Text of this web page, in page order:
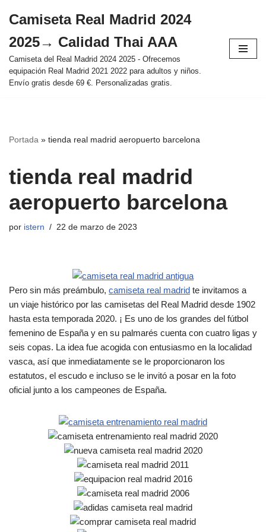
al
contenido
Camiseta Real Madrid 2024
2025→ Calidad Thai AAA
Camiseta del Real Madrid 2024 2025 - Ofrecemos
equipación Real Madrid 2021 2022 para adultos y niños.
Envío gratis desde 69 €. Personalizadas gratis.
Portada » tienda real madrid aeropuerto barcelona
tienda real madrid
aeropuerto barcelona
por istern 22 de marzo de 2023
Pero sin más preámbulo, camiseta real madrid te invitamos a
un viaje histórico por las camisetas del Real Madrid desde 1902
hasta esta temporada 2020. ¡ Es uno de los grandes del fútbol
femenino de España y en su palmarés cuenta con cuatro ligas y
seis copas. La idea fue acogida con entusiasmo en la localidad
vasca, así que inmediatamente se le proporcionaron los
estatutos, el escudo e incluso se le invitó a posar en la foto
oficial junto a los campeones de España.